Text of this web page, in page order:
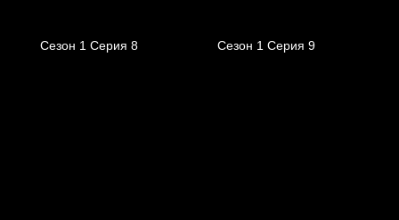
Сезон 1 Серия 8 Сезон 1 Серия 9